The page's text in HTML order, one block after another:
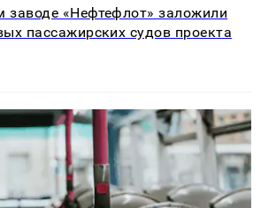
заводе «Нефтефлот» заложили
пассажирских судов проекта